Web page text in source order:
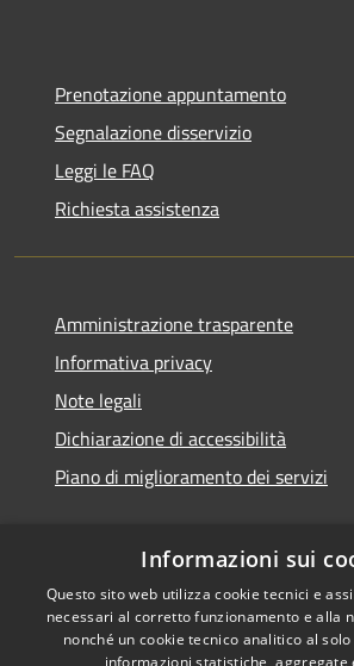
Prenotazione appuntamento
Segnalazione disservizio
Leggi le FAQ
Richiesta assistenza
Amministrazione trasparente
Informativa privacy
Note legali
Dichiarazione di accessibilità
Piano di miglioramento dei servizi
RSS
Accessibilità
Privacy
Informazioni sui
Questo sito web utilizza cookie tecnici e
necessari al corretto funzionamento e alla
nonché un cookie tecnico analitico al
informazioni statistiche, aggregate